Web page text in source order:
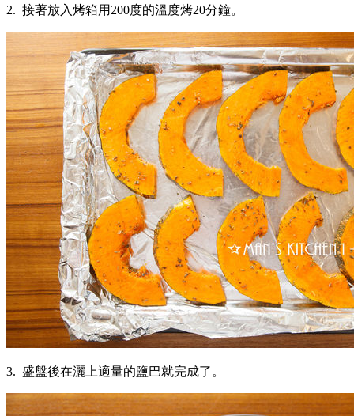
2. 接著放入烤箱用200度的溫度烤20分鐘。
3. 盛盤後在灑上適量的鹽巴就完成了。